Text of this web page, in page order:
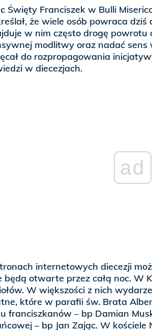
Święty Franciszek w Bulli
że wiele osób powraca
w nim często drogę powrotu
modlitwy oraz nadać sens
do rozpropagowania
w diecezjach.
ad
internetowych diecezji
będą otwarte przez całą noc. W
W większości z nich
które w parafii św. Brata
franciszkanów – bp Damian
– bp Jan Zając. W